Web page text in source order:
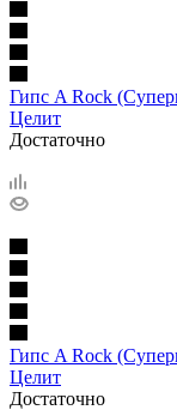
Гипс A Rock
Целит
Достаточно
Гипс A Rock
Целит
Достаточно